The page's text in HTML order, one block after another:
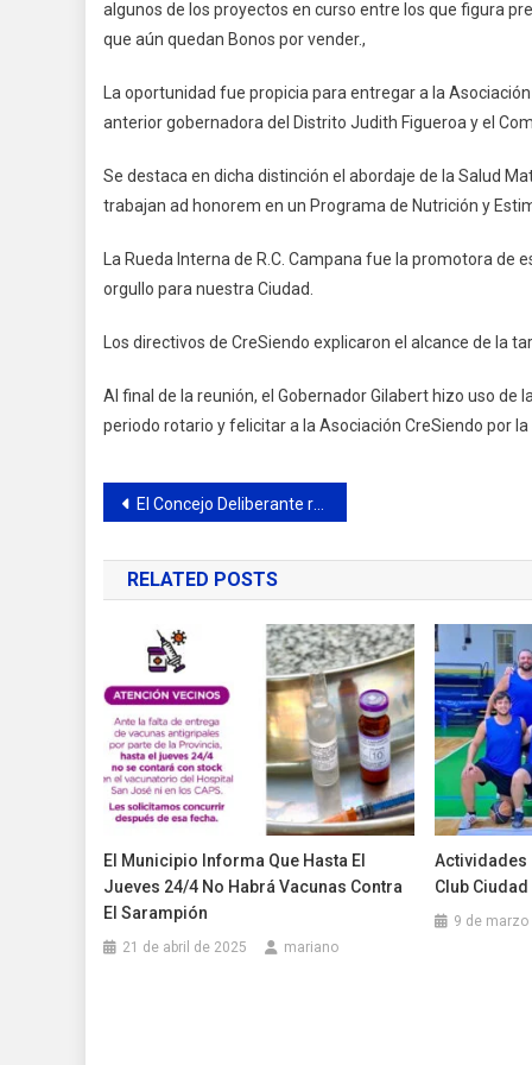
algunos de los proyectos en curso entre los que figura
que aún quedan Bonos por vender.,
La oportunidad fue propicia para entregar a la
anterior gobernadora del Distrito Judith Figueroa y el
Se destaca en dicha distinción el abordaje de la Salud
trabajan ad honorem en un Programa de Nutrición y
La Rueda Interna de R.C. Campana fue la promotora
orgullo para nuestra Ciudad.
Los directivos de CreSiendo explicaron el alcance de la
Al final de la reunión, el Gobernador Gilabert hizo uso
periodo rotario y felicitar a la Asociación CreSiendo por
Navegación
de
entradas
El Concejo Deliberante realizará una importante capacitación sobre discapacidad
RELATED POSTS
El Municipio Informa Que Hasta El
Jueves 24/4 No Habrá Vacunas Contra
El Sarampión
21 de abril de 2025 mariano
Actividades
Club Ciudad
9 de marzo